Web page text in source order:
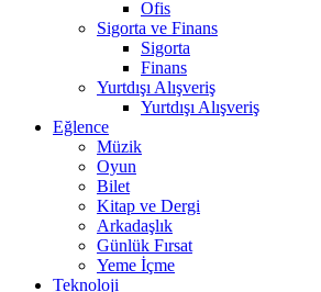
Ofis
Sigorta ve Finans
Sigorta
Finans
Yurtdışı Alışveriş
Yurtdışı Alışveriş
Eğlence
Müzik
Oyun
Bilet
Kitap ve Dergi
Arkadaşlık
Günlük Fırsat
Yeme İçme
Teknoloji